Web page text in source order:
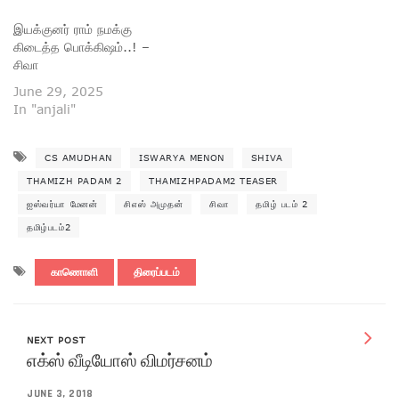
இயக்குனர் ராம் நமக்கு
கிடைத்த பொக்கிஷம்..! –
சிவா
June 29, 2025
In "anjali"
CS AMUDHAN ISWARYA MENON SHIVA
THAMIZH PADAM 2 THAMIZHPADAM2 TEASER
ஐஸ்வர்யா மேனன் சிஎஸ் அமுதன் சிவா தமிழ் படம் 2
தமிழ்படம்2
காணொளி திரைப்படம்
NEXT POST
எக்ஸ் வீடியோஸ் விமர்சனம்
JUNE 3, 2018